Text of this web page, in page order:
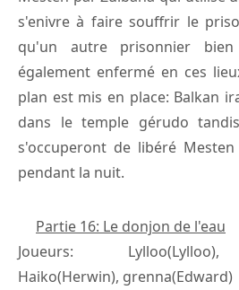
s'enivre à faire souffrir le
qu'un autre prisonnier
également enfermé en ces
plan est mis en place: Balkan
dans le temple gérudo
s'occuperont de libéré
pendant la nuit.
Partie 16: Le donjon de l'eau
Joueurs: Lylloo(Lylloo),
Haiko(Herwin), grenna(Edward)